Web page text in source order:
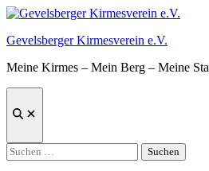
Zum
springen
Gevelsberger Kirmesverein e.V.
Meine Kirmes – Mein Berg – Meine
Suche
Suchen
nach: